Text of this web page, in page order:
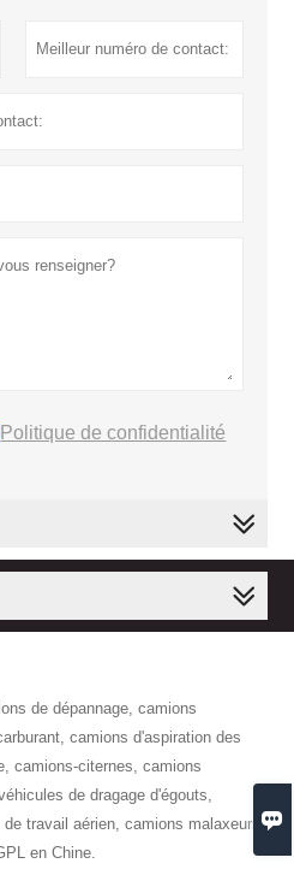

Politique de confidentialité
de dépannage, camions
camions d'aspiration des
camions-citernes, camions
de dragage d'égouts,
travail aérien, camions malaxeurs
en Chine.